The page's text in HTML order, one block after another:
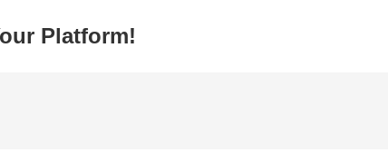
Platform!